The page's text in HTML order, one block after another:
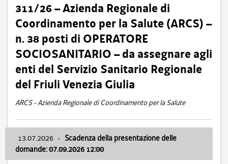
311/26 – Azienda Regionale di
Coordinamento per la Salute (ARCS) –
n. 38 posti di OPERATORE
SOCIOSANITARIO – da assegnare agli
enti del Servizio Sanitario Regionale
del Friuli Venezia Giulia
ARCS - Azienda Regionale di Coordinamento per la Salute
13.07.2026 - Scadenza della presentazione delle
domande: 07.09.2026 12:00